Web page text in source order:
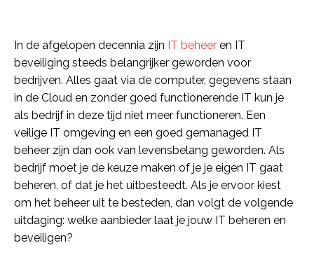
In de afgelopen decennia zijn IT beheer en IT
beveiliging steeds belangrijker geworden voor
bedrijven. Alles gaat via de computer, gegevens staan
in de Cloud en zonder goed functionerende IT kun je
als bedrijf in deze tijd niet meer functioneren. Een
veilige IT omgeving en een goed gemanaged IT
beheer zijn dan ook van levensbelang geworden. Als
bedrijf moet je de keuze maken of je je eigen IT gaat
beheren, of dat je het uitbesteedt. Als je ervoor kiest
om het beheer uit te besteden, dan volgt de volgende
uitdaging: welke aanbieder laat je jouw IT beheren en
beveiligen?